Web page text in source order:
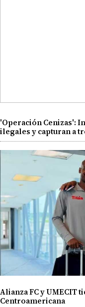
'Operación Cenizas':
ilegales y capturan a
Alianza FC y UMECIT
Centroamericana